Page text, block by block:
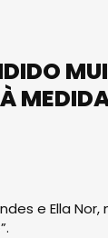
e Ella